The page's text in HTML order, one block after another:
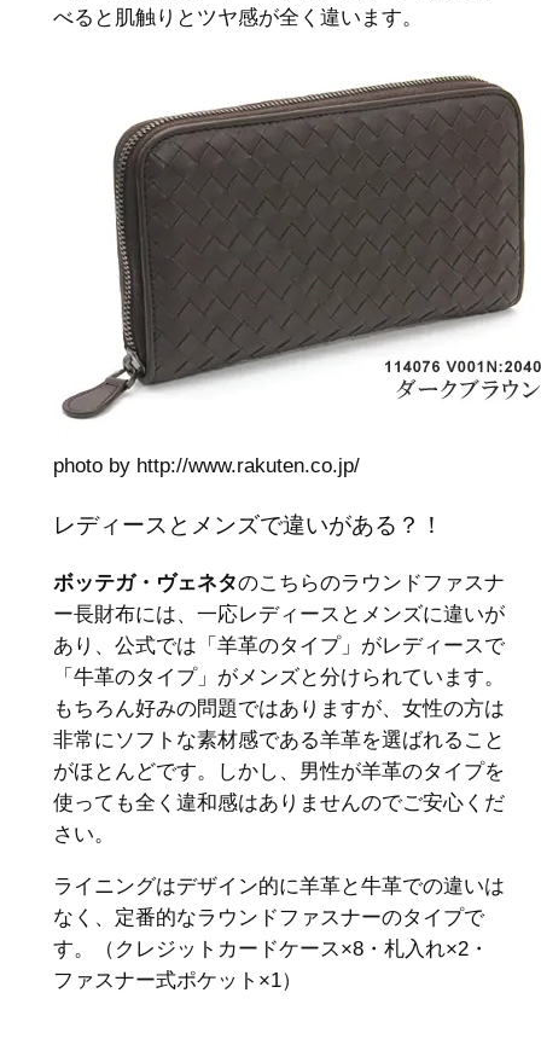
べると肌触りとツヤ感が全く違います。
photo by http://www.rakuten.co.jp/
レディースとメンズで違いがある？！
ボッテガ・ヴェネタのこちらのラウンドファスナ
ー長財布には、一応レディースとメンズに違いが
あり、公式では「羊革のタイプ」がレディースで
「牛革のタイプ」がメンズと分けられています。
もちろん好みの問題ではありますが、女性の方は
非常にソフトな素材感である羊革を選ばれること
がほとんどです。しかし、男性が羊革のタイプを
使っても全く違和感はありませんのでご安心くだ
さい。
ライニングはデザイン的に羊革と牛革での違いは
なく、定番的なラウンドファスナーのタイプで
す。（クレジットカードケース×8・札入れ×2・
ファスナー式ポケット×1）